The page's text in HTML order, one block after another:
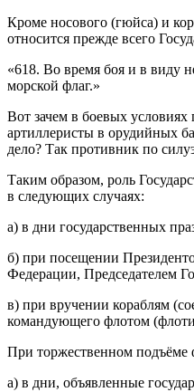
Кроме носового (гюйса) и
относится прежде всего
«618. Во время боя и в виду
морской флаг.»
Вот зачем в боевых
артиллеристы в орудийных
дело? Так противник по
Таким образом, роль
в следующих случаях:
а) в дни государственных
б) при посещении
Федерации, Председателем
в) при вручении кораблям
командующего флотом
При торжественном подъёме
а) в дни, объявленные